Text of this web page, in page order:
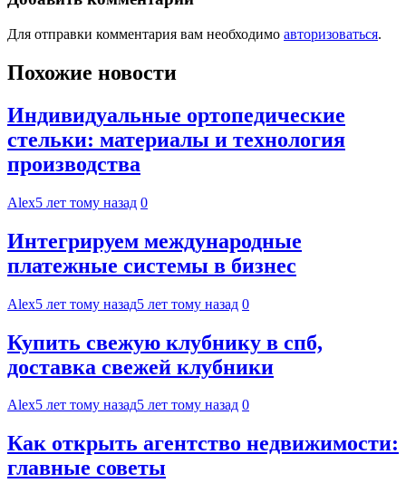
Для отправки комментария вам необходимо авторизоваться.
Похожие новости
Индивидуальные ортопедические
стельки: материалы и технология
производства
Alex5 лет тому назад 0
Интегрируем международные
платежные системы в бизнес
Alex5 лет тому назад5 лет тому назад 0
Купить свежую клубнику в спб,
доставка свежей клубники
Alex5 лет тому назад5 лет тому назад 0
Как открыть агентство недвижимости:
главные советы